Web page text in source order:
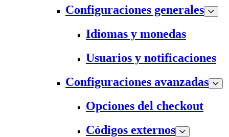
Configuraciones generales
Idiomas y monedas
Usuarios y notificaciones
Configuraciones avanzadas
Opciones del checkout
Códigos externos